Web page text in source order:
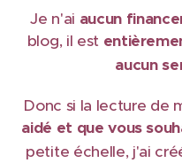
Je n'ai aucun
blog, il est e
aucun
Donc si la lecture de
aidé et que vous
petite échelle, j'ai